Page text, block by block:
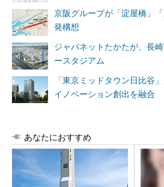
京阪グループが「淀屋橋」
発構想
ジャパネットたかたが、長
ースタジアム
「東京ミッドタウン日比谷
イノベーション創出を融合
あなたにおすすめ